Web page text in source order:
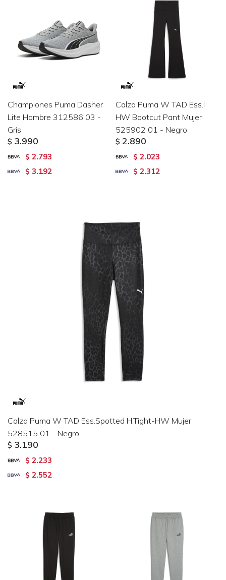
Championes Puma Dasher
Lite Hombre 312586 03 -
Gris
$ 3.990
$ 2.793
$ 3.192
Calza Puma W TAD Ess.l
HW Bootcut Pant Mujer
525902 01 - Negro
$ 2.890
$ 2.023
$ 2.312
Calza Puma W TAD Ess.Spotted H.Tight-HW Mujer
528515 01 - Negro
$ 3.190
$ 2.233
$ 2.552